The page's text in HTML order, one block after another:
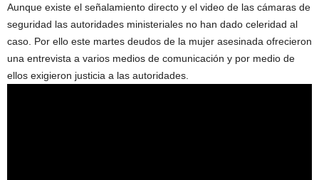
Aunque existe el señalamiento directo y el video de las cámaras de
seguridad las autoridades ministeriales no han dado celeridad al
caso. Por ello este martes deudos de la mujer asesinada ofrecieron
una entrevista a varios medios de comunicación y por medio de
ellos exigieron justicia a las autoridades.